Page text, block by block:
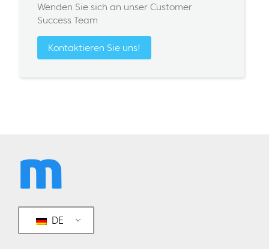
Wenden Sie sich an unser Customer
Success Team
Kontaktieren Sie uns!
DE